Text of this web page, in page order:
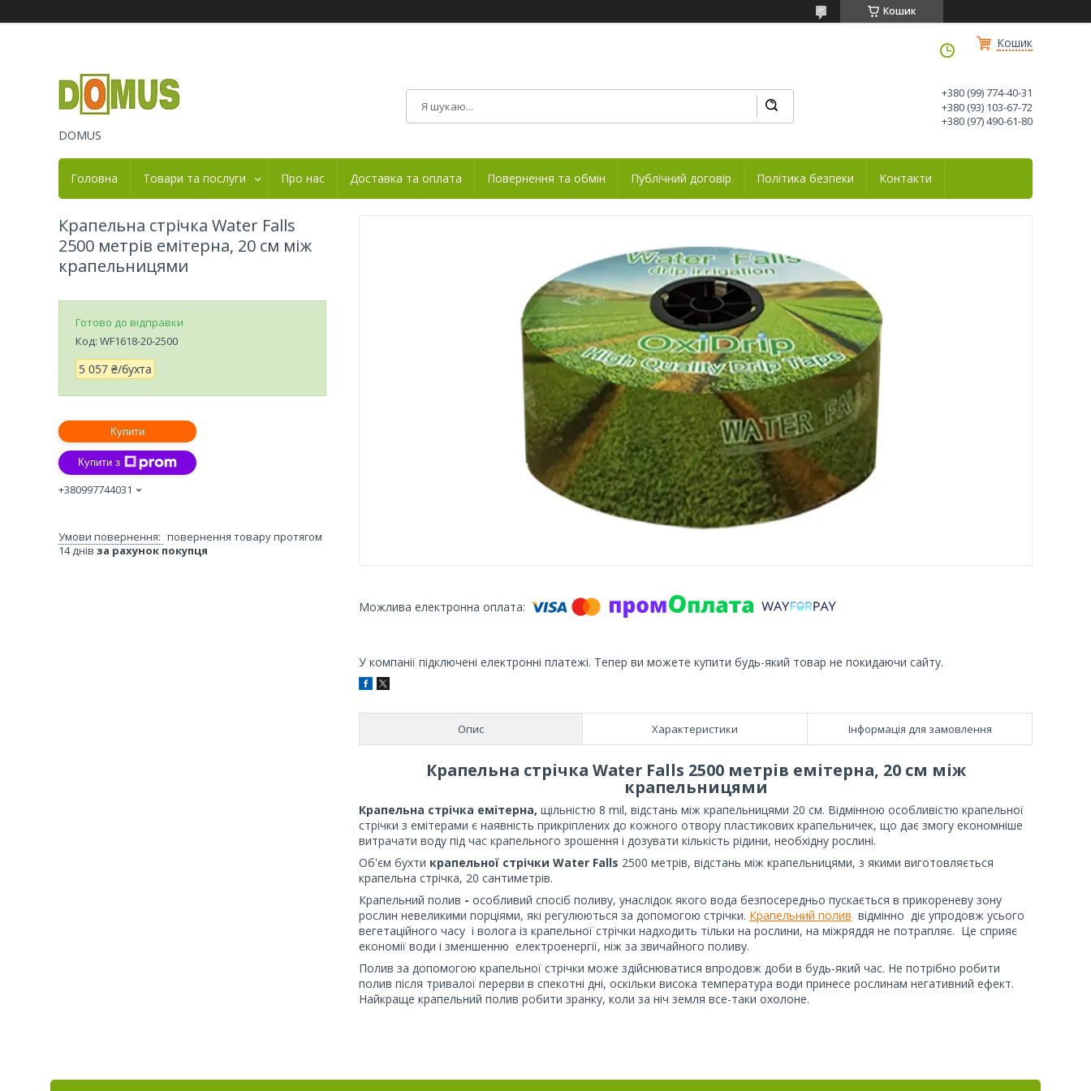
Кошик
Кошик
DOMUS
+380 (99) 774-40-31
+380 (93) 103-67-72
+380 (97) 490-61-80
Головна Товари та послуги Про нас Доставка та оплата Повернення та обмін Публічний договір Політика безпеки Контакти
У компанії підключені електронні платежі. Тепер ви можете купити будь-який товар не покидаючи сайту.
Опис Характеристики Інформація для замовлення
Крапельна стрічка Water Falls 2500 метрів емітерна, 20 см між
крапельницями
Крапельна стрічка емітерна, щільністю 8 mil, відстань між крапельницями 20 см. Відмінною особливістю крапельної
стрічки з емітерами є наявність прикріплених до кожного отвору пластикових крапельничек, що дає змогу економніше
витрачати воду під час крапельного зрошення і дозувати кількість рідини, необхідну рослині.
Об'єм бухти крапельної стрічки Water Falls 2500 метрів, відстань між крапельницями, з якими виготовляється
крапельна стрічка, 20 сантиметрів.
Крапельний полив - особливий спосіб поливу, унаслідок якого вода безпосередньо пускається в прикореневу зону
рослин невеликими порціями, які регулюються за допомогою стрічки. Крапельний полив відмінно діє упродовж усього
вегетаційного часу і волога із крапельної стрічки надходить тільки на рослини, на міжряддя не потрапляє. Це сприяє
економії води і зменшенню електроенергії, ніж за звичайного поливу.
Полив за допомогою крапельної стрічки може здійснюватися впродовж доби в будь-який час. Не потрібно робити
полив після тривалої перерви в спекотні дні, оскільки висока температура води принесе рослинам негативний ефект.
Найкраще крапельний полив робити зранку, коли за ніч земля все-таки охолоне.
Крапельна стрічка Water Falls
2500 метрів емітерна, 20 см між
крапельницями
Готово до відправки
Код: WF1618-20-2500
5 057 ₴/бухта
Купити
Купити з
+380997744031
повернення товару протягом
14 днів за рахунок покупця